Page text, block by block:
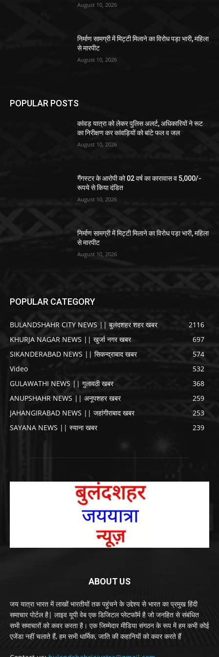
August 10, 2026
निर्माण सामग्री में मिट्टी मिलाने का विरोध पड़ा भारी, महिला
से मारपीट
August 10, 2026
POPULAR POSTS
कांवड़ यात्रा को लेकर पुलिस अलर्ट, अधिकारियों ने रूट
का निरीक्षण कर कांवड़ियों को बांटे फल व जल
August 10, 2026
गैंगस्टर के आरोपी को 02 वर्ष का कारावास व 5,000/-
रूपये से किया दंडित
August 10, 2026
निर्माण सामग्री में मिट्टी मिलाने का विरोध पड़ा भारी, महिला
से मारपीट
August 10, 2026
POPULAR CATEGORY
BULANDSHAHR CITY NEWS || बुलंदशहर शहर खबर
2116
KHURJA NAGAR NEWS || खुर्जा नगर खबर
697
SIKANDERABAD NEWS || सिकन्द्राबाद खबर
574
Video
532
GULAWATHI NEWS || गुलावठी खबर
368
ANUPSHAHR NEWS || अनूपशहर खबर
259
JAHANGIRABAD NEWS || जहांगीराबाद खबर
253
SAYANA NEWS || स्याना खबर
239
ABOUT US
जय यात्रा भारत में लाखों भारतीयों तक पहुंचने के उद्देश्य से भारत का प्रमुख हिंदी
समाचार पोर्टल है| लाइव यूपी वेब एक डिजिटल प्लेटफॉर्म है जो जनहित से संबंधित
सभी समाचारों को कवर करता है। एक जिम्मेदार मीडिया संगठन के रूप में हम कभी कोई
एजेंडा नहीं चलाते हैं, हम सभी धार्मिक, जाति की कहानियों को कवर करते हैं